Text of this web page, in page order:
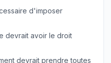
d'imposer
devrait avoir le droit
devrait prendre toutes